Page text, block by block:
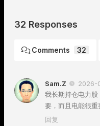
32 Responses
Comments 32
Sam.Z
2026-
我长期持仓电力
要，而且电能很重
回复